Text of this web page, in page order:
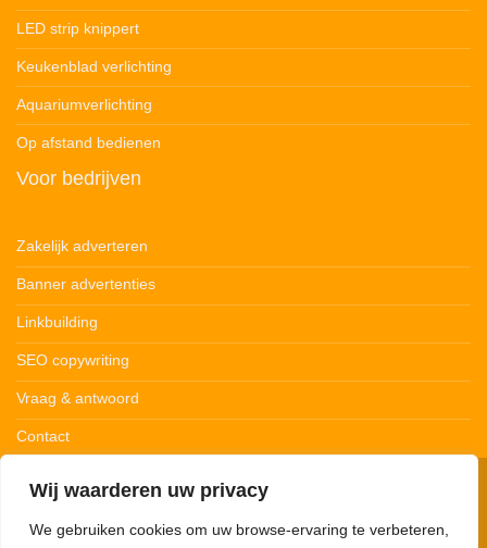
Wij waarderen uw privacy
We gebruiken cookies om uw browse-ervaring te verbeteren,
LED strip knippert
Keukenblad verlichting
Aquariumverlichting
Op afstand bedienen
Voor bedrijven
Zakelijk adverteren
Banner advertenties
Linkbuilding
SEO copywriting
Vraag & antwoord
Contact
Privacybeleid Cookiebeleid Disclaimer